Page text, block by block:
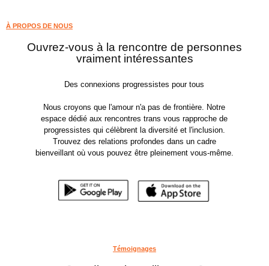
À PROPOS DE NOUS
Ouvrez-vous à la rencontre de personnes
vraiment intéressantes
Des connexions progressistes pour tous
Nous croyons que l'amour n'a pas de frontière. Notre
espace dédié aux rencontres trans vous rapproche de
progressistes qui célèbrent la diversité et l'inclusion.
Trouvez des relations profondes dans un cadre
bienveillant où vous pouvez être pleinement vous-même.
Témoignages